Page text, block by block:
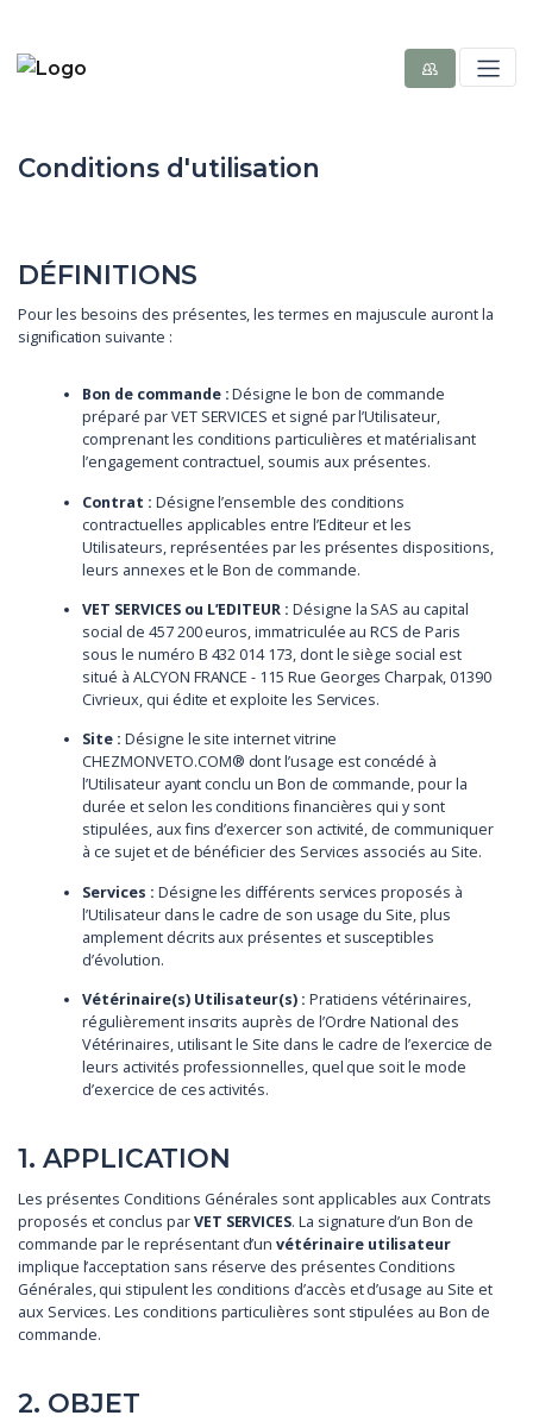
Conditions d'utilisation
DÉFINITIONS
Pour les besoins des présentes, les termes en majuscule auront la
signification suivante :
Bon de commande :Désigne le bon de commande
préparé par VET SERVICES et signé par l’Utilisateur,
comprenant les conditions particulières et matérialisant
l’engagement contractuel, soumis aux présentes.
Contrat : Désigne l’ensemble des conditions
contractuelles applicables entre l’Editeur et les
Utilisateurs, représentées par les présentes dispositions,
leurs annexes et le Bon de commande.
VET SERVICES ou L’EDITEUR : Désigne la SAS au capital
social de 457 200 euros, immatriculée au RCS de Paris
sous le numéro B 432 014 173, dont le siège social est
situé à ALCYON FRANCE - 115 Rue Georges Charpak, 01390
Civrieux, qui édite et exploite les Services.
Site : Désigne le site internet vitrine
CHEZMONVETO.COM® dont l’usage est concédé à
l’Utilisateur ayant conclu un Bon de commande, pour la
durée et selon les conditions financières qui y sont
stipulées, aux fins d’exercer son activité, de communiquer
à ce sujet et de bénéficier des Services associés au Site.
Services : Désigne les différents services proposés à
l’Utilisateur dans le cadre de son usage du Site, plus
amplement décrits aux présentes et susceptibles
d’évolution.
Vétérinaire(s) Utilisateur(s) : Praticiens vétérinaires,
régulièrement inscrits auprès de l’Ordre National des
Vétérinaires, utilisant le Site dans le cadre de l’exercice de
leurs activités professionnelles, quel que soit le mode
d’exercice de ces activités.
1. APPLICATION
Les présentes Conditions Générales sont applicables aux Contrats
proposés et conclus parVET SERVICES. La signature d’un Bon de
commande par le représentant d’unvétérinaire utilisateur
implique l’acceptation sans réserve des présentes Conditions
Générales, qui stipulent les conditions d’accès et d’usage au Site et
aux Services. Les conditions particulières sont stipulées au Bon de
commande.
2. OBJET